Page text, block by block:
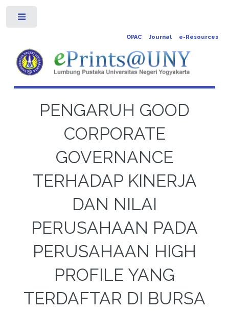
OPAC Journal e-Resources
PENGARUH GOOD
CORPORATE
GOVERNANCE
TERHADAP KINERJA
DAN NILAI
PERUSAHAAN PADA
PERUSAHAAN HIGH
PROFILE YANG
TERDAFTAR DI BURSA